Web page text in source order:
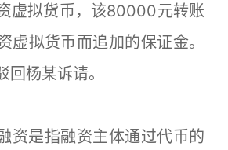
虚拟货币，该80000元转账
虚拟货币而追加的保证金。
回杨某诉请。
是指融资主体通过代币的